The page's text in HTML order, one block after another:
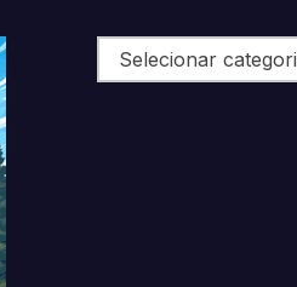
Categorias